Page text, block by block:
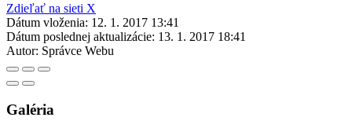
Zdieľať na sieti X
Dátum vloženia: 12. 1. 2017 13:41
Dátum poslednej aktualizácie: 13. 1. 2017 18:41
Autor: Správce Webu
Galéria